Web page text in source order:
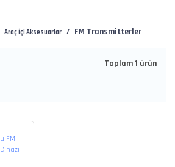
Araç İçi Aksesuarlar FM Transmitterler
Toplam 1 ürün